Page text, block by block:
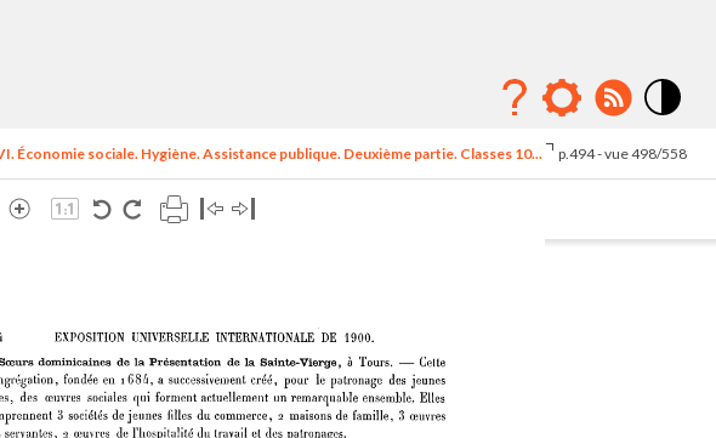
élévé
Économie sociale. Hygiène. Assistance publique. Deuxième partie. Classes 10... p.494 - vue 498/558